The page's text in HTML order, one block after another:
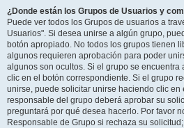
¿Donde están los Grupos de Usuarios y
Puede ver todos los Grupos de usuarios a
Usuarios". Si desea unirse a algún grupo,
botón apropiado. No todos los grupos tienen
algunos requieren aprobación para poder
algunos son ocultos. Si el grupo se
clic en el botón correspondiente. Si el grupo
unirse, puede solicitar unirse haciendo clic en
responsable del grupo deberá aprobar su
preguntará por qué desea hacerlo. Por favor
Responsable de Grupo si rechaza su